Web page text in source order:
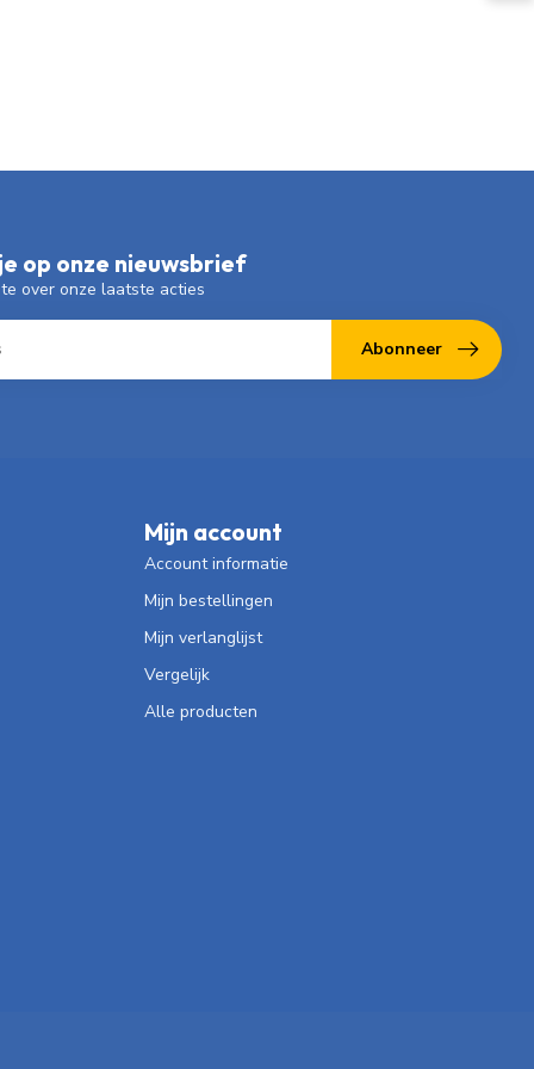
op onze nieuwsbrief
over onze laatste acties
Abonneer
Mijn account
Account informatie
Mijn bestellingen
Mijn verlanglijst
Vergelijk
Alle producten